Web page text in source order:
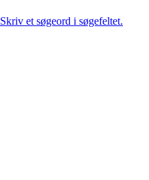
Skriv et søgeord i søgefeltet.